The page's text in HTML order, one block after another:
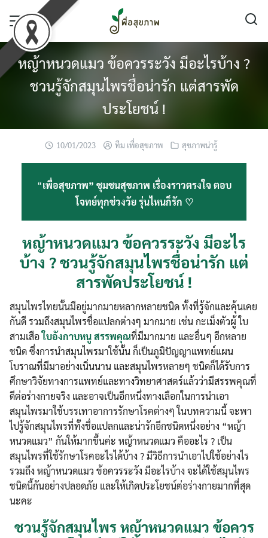
content
หญ้าหนวดแมว ข้อควรระวัง มีอะไรบ้าง ?
ชวนรู้จักสมุนไพรชื่อน่ารัก แต่สารพัด
ประโยชน์ !
10/01/2023 ทีม เพื่อสุขภาพ สุขภาพน่ารู้
“เพื่อสุขภาพ” ชุมชนสุขภาพ เรื่องราวตรงใจ ตอบ
โจทย์ทุกช่วงวัย รุ่นไหนก็รัก ♡
หญ้าหนวดแมว ข้อควรระวัง มีอะไร
บ้าง ? ชวนรู้จักสมุนไพรชื่อน่ารัก แต่
สารพัดประโยชน์ !
สมุนไพรไทยนั้นมีอยู่มากมายหลากหลายชนิด ทั้งที่รู้จักและคุ้นเคย
กันดี รวมถึงสมุนไพรชื่อแปลกต่างๆ มากมาย เช่น กะเม็งตัวผู้ ใบ
สามเสือใบอังกาบหนู สรรพคุณที่มีมากมาย และอื่นๆ อีกหลาย
ชนิด ซึ่งการนำสมุนไพรมาใช้นั้น ก็เป็นภูมิปัญญาแพทย์แผน
โบราณที่มีมาอย่างเนิ่นนาน และสมุนไพรหลายๆ ชนิดก็ได้รับการ
ศึกษาวิจัยทางการแพทย์และทางวิทยาศาสตร์แล้วว่ามีสรรพคุณที่
ดีต่อร่างกายจริง และอาจเป็นอีกหนึ่งทางเลือกในการนำเอา
สมุนไพรมาใช้บรรเทาอาการรักษาโรคต่างๆ ในบทความนี้ จะพา
ไปรู้จักสมุนไพรที่ทั้งชื่อแปลกและน่ารักอีกชนิดหนึ่งอย่าง “หญ้า
หนวดแมว” กันให้มากขึ้นค่ะ หญ้าหนวดแมว คืออะไร ? เป็น
สมุนไพรที่ใช้รักษาโรคอะไรได้บ้าง ? มีวิธีการนำเอาไปใช้อย่างไร
รวมถึง หญ้าหนวดแมว ข้อควรระวัง มีอะไรบ้าง จะได้ใช้สมุนไพร
ชนิดนี้กันอย่างปลอดภัย และให้เกิดประโยชน์ต่อร่างกายมากที่สุด
นะคะ
ชวนรู้จักสมุนไพร หญ้าหนวดแมว ข้อควร